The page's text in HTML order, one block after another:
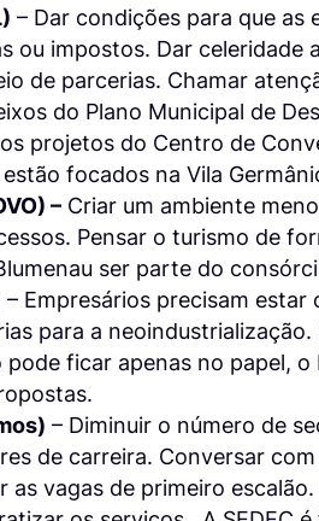
– Dar condições para que as
ou impostos. Dar celeridade
de parcerias. Chamar
do Plano Municipal de
projetos do Centro de
focados na Vila
– Criar um ambiente
Pensar o turismo de
ser parte do
– Empresários precisam
para a
pode ficar apenas no papel,
– Diminuir o número de
de carreira. Conversar
as vagas de primeiro